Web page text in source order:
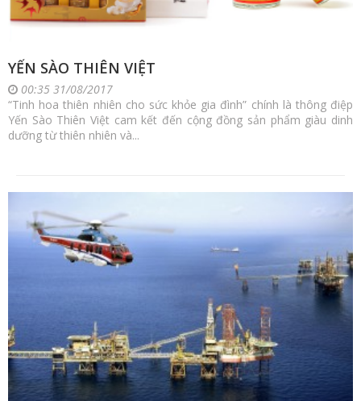
YẾN SÀO THIÊN VIỆT
00:35 31/08/2017
“Tinh hoa thiên nhiên cho sức khỏe gia đình” chính là thông điệp
Yến Sào Thiên Việt cam kết đến cộng đồng sản phẩm giàu dinh
dưỡng từ thiên nhiên và...